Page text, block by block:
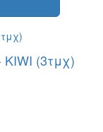
KIWI (3τμχ)